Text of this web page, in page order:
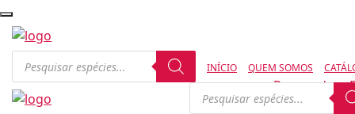
INÍCIO QUEM SOMOS
Regras de
Conservação